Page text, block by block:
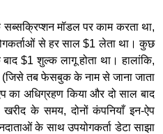
मॉडल पर काम करता था,
से हर साल $1 ​​लेता था। कुछ
$1 शुल्क लागू होता था। हालांकि,
तब फेसबुक के नाम से जाना जाता
का अधिग्रहण किया और दो साल बाद
खरीद के समय, दोनों कंपनियाँ इन-ऐप
के साथ उपयोगकर्ता डेटा साझा